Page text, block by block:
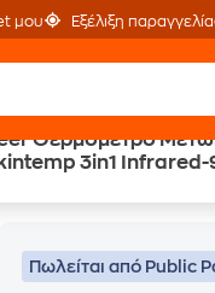
μου Εξέλιξη
Θερμόμετρο Μετώπου -
3in1
Πωλείται από Public